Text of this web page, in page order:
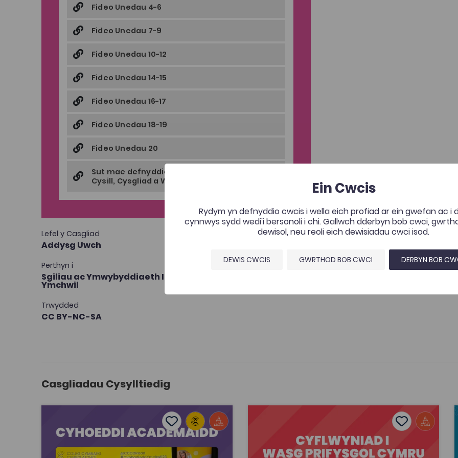
Fideo Unedau 4-6
Fideo Unedau 7-9
Fideo Unedau 10-12
Fideo Unedau 14-15
Fideo Unedau 16-17
Fideo Unedau 18-19
Fideo Unedau 20
Sut mae defnyddio offer cyfrifiadurol megis
Cysill, Cysgliad a Word i wirio iaith?
Lefel y Casgliad
Addysg Uwch
Perthyn i
Sgiliau ac Ymwybyddiaeth Iaith,
Ymchwil
Trwydded
CC BY-NC-SA
Casgliadau Cysylltiedig
Cyhoeddi Academaidd
Add to favourites
Dyddiad cyhoeddi: 2026 Add to favourites
Cyhoeddi Academaidd
Cyflwyniad i Wasg Prifysgol Cymru
Add to
Add to
Cyflwyniad i Wasg Prifysgol Cymru
Ein Cwcis
Rydym yn defnyddio cwcis i wella eich profiad ar ein gwefan ac i
cynnwys sydd wedi'i bersonoli i chi. Gallwch dderbyn bob cwci,
dewisol, neu reoli eich dewisiadau cwci isod.
DEWIS CWCIS GWRTHOD BOB CWCI DERBYN BOB